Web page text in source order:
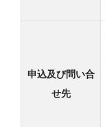
申込及び問い合
せ先